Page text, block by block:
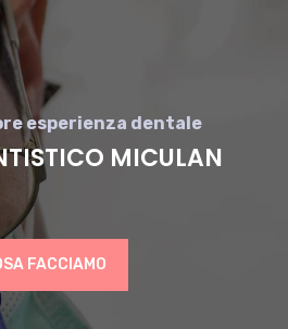
FACCIAMO
MICULAN
esperienza dentale